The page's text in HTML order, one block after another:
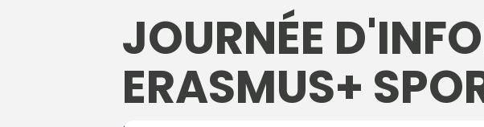
JUILLET 24, 2026 JUILLET 24, 2026
JOURNÉE
ERASMUS+